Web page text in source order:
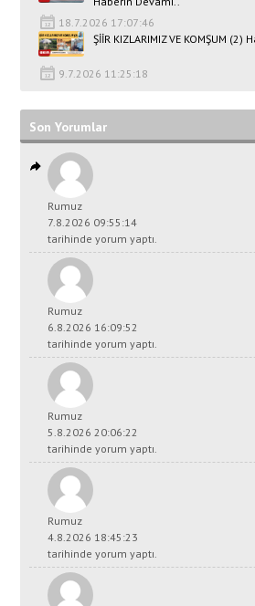
18.7.2026 17:07:46
ŞİİR KIZLARIMIZ VE KOMŞUM (2)
9.7.2026 11:25:18
Son Yorumlar
Rumuz
7.8.2026 09:55:14
tarihinde yorum yaptı.
Rumuz
6.8.2026 16:09:52
tarihinde yorum yaptı.
Rumuz
5.8.2026 20:06:22
tarihinde yorum yaptı.
Rumuz
4.8.2026 18:45:23
tarihinde yorum yaptı.